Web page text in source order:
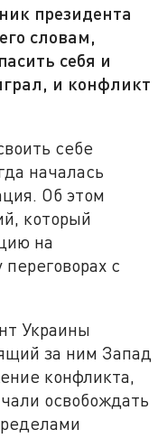
президента
словам,
себя и
и конфликт
себе
началась
Об этом
который
на
с
Украины
за ним Запад
конфликта,
освобождать